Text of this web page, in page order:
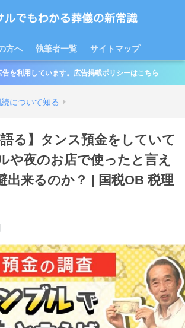
方へ 執筆者一覧 サイトマップ
告を利用しています。広告掲載ポリシーはこちら
について知る
語る】タンス預金をしていて
や夜のお店で使ったと言え
出来るのか？ | 国税OB 税理